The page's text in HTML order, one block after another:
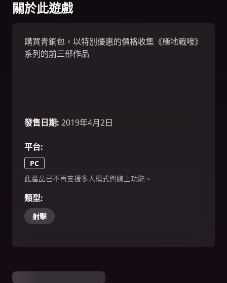
關於此遊戲
購買青銅包，以特別優惠的價格收集《極地戰嚎》
系列的前三部作品
發售日期: 2019年4月2日
平台:
PC
此產品已不再支援多人模式與線上功能。
類型:
射擊